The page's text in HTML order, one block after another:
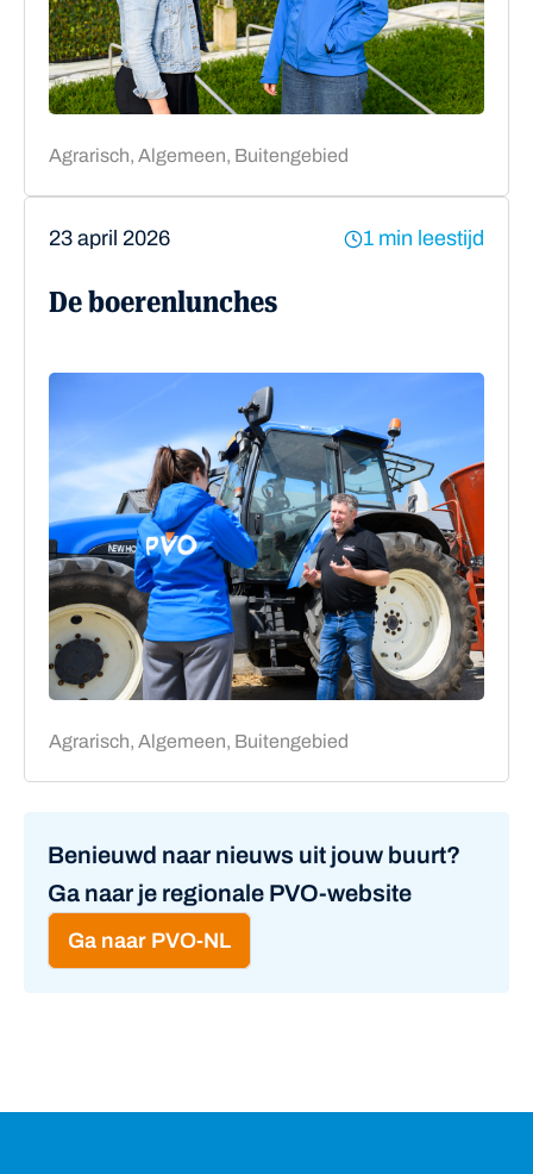
Agrarisch, Algemeen, Buitengebied
23 april 2026 1 min leestijd
De boerenlunches
Agrarisch, Algemeen, Buitengebied
Benieuwd naar nieuws uit jouw buurt?
Ga naar je regionale PVO-website
Ga naar PVO-NL